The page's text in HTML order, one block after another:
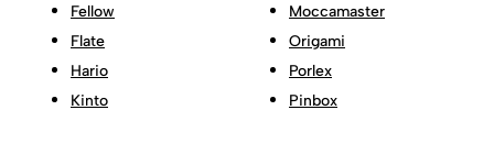
Fellow
Flate
Hario
Kinto
Moccamaster
Origami
Porlex
Pinbox